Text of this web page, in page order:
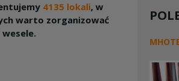
4135 lokali, w
warto zorganizować
wesele.